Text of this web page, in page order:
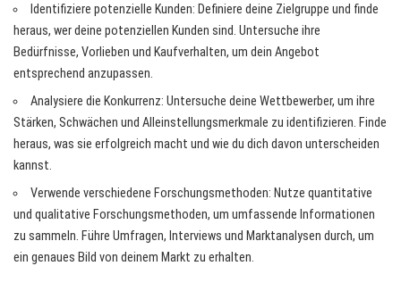
Identifiziere potenzielle Kunden: Definiere deine Zielgruppe und finde
heraus, wer deine potenziellen Kunden sind. Untersuche ihre
Bedürfnisse, Vorlieben und Kaufverhalten, um dein Angebot
entsprechend anzupassen.
Analysiere die Konkurrenz: Untersuche deine Wettbewerber, um ihre
Stärken, Schwächen und Alleinstellungsmerkmale zu identifizieren. Finde
heraus, was sie erfolgreich macht und wie du dich davon unterscheiden
kannst.
Verwende verschiedene Forschungsmethoden: Nutze quantitative
und qualitative Forschungsmethoden, um umfassende Informationen
zu sammeln. Führe Umfragen, Interviews und Marktanalysen durch, um
ein genaues Bild von deinem Markt zu erhalten.